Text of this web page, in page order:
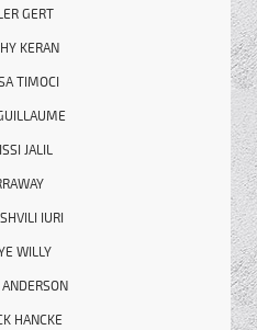
GERT
KERAN
TIMOCI
JALIL
IURI
WILLY
HANCKE